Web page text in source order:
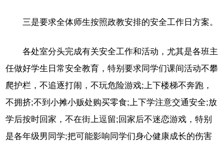
三是要求全体师生按照政教安排的安全工作日方案。
各处室分头完成有关安全工作和活动，尤其是各班主
任做好学生日常安全教育，特别要求同学们课间活动不攀
爬护栏，不追逐打闹，不玩危险游戏;上下楼梯不奔跑，
不拥挤;不到小摊小贩处购买零食;上下学注意交通安全;放
学后按时回家，不在街上逗留;回家后不迷恋游戏，特别
是各年级男同学;把可能影响同学们身心健康成长的伤害